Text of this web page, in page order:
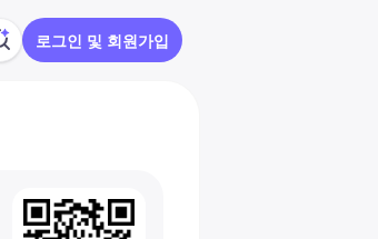
로그인 및 회원가입